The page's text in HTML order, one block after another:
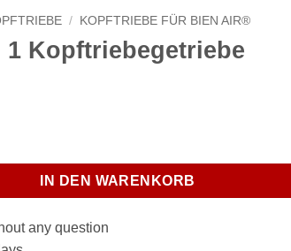
/ KOPFTRIEBE FÜR BIEN AIR®
Kopftriebegetriebe
Menge
IN DEN WARENKORB
any question